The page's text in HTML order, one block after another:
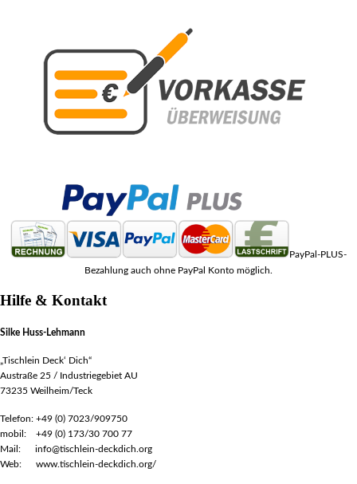
PayPal-PLUS-
Bezahlung auch ohne PayPal Konto möglich.
Hilfe & Kontakt
Silke Huss-Lehmann
„Tischlein Deck‘ Dich“
Austraße 25 / Industriegebiet AU
73235 Weilheim/Teck
Telefon: +49 (0) 7023/909750
mobil: +49 (0) 173/30 700 77
Mail: info@tischlein-deckdich.org
Web: www.tischlein-deckdich.org/